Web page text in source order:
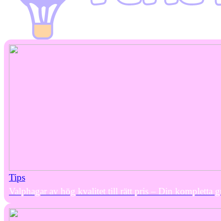
Tips
Valphagar av hög kvalitet till rätt pris – Din kompletta